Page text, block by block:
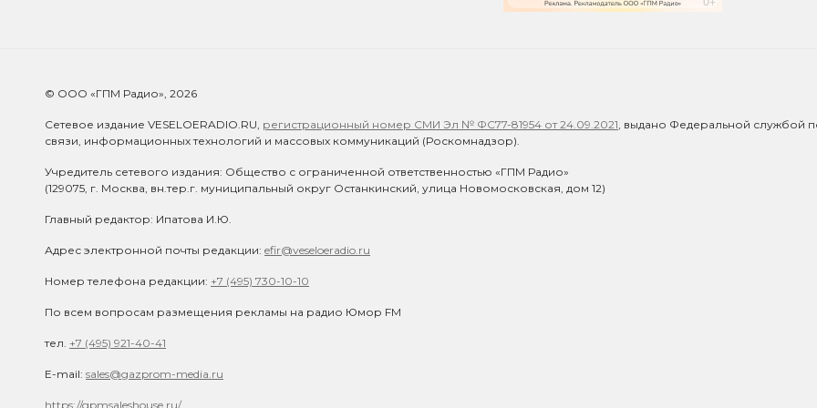
© ООО «ГПМ Радио», 2026
Сетевое издание VESELOERADIO.RU, регистрационный номер СМИ Эл № ФС77-81954 от 24.09.2021, выдано Федеральной службой
связи, информационных технологий и массовых коммуникаций (Роскомнадзор).
Учредитель сетевого издания: Общество с ограниченной ответственностью «ГПМ Радио»
(129075, г. Москва, вн.тер.г. муниципальный округ Останкинский, улица Новомосковская, дом 12)
Главный редактор: Ипатова И.Ю.
Адрес электронной почты редакции: efir@veseloeradio.ru
Номер телефона редакции: +7 (495) 730-10-10
По всем вопросам размещения рекламы на радио Юмор FM
тел. +7 (495) 921-40-41
E-mail: sales@gazprom-media.ru
https://gpmsaleshouse.ru/